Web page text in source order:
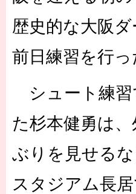
歴史的な大阪
前日練習を行っ
シュート練習
た杉本健勇は
ぶりを見せる
スタジアム長